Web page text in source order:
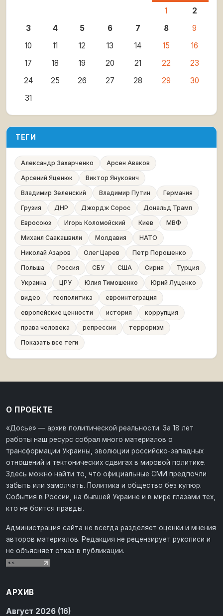
1
2
3
4 5 6 7 8
9
10
11 12 13 14 15
16
17
18 19 20 21 22
23
24
25 26 27 28 29
30
31
ТЕГИ
Александр Захарченко
Арсен Аваков
Арсений Яценюк
Виктор Янукович
Владимир Зеленский
Владимир Путин
Германия
Грузия
ДНР Джордж Сорос
Дональд Трамп
Евросоюз
Игорь Коломойский Киев
МВФ
Михаил Саакашвили
Молдавия
НАТО
Николай Азаров
Олег Царев
Петр Порошенко
Польша
Россия СБУ США Сирия
Турция
Украина
ЦРУ Юлия Тимошенко
Юрий Луценко
видео
геополитика
евроинтеграция
европейские ценности
история
коррупция
права человека
репрессии
терроризм
Показать все теги
О ПРОЕКТЕ
«Досье» — архив политической реальности. За 18 лет
работы наш ресурс собрал много материалов о
трансформации Украины, эволюции российско-западных
отношений и тектонических сдвигах в мировой политике.
Здесь можно найти то, что официальные СМИ предпочли
забыть или замолчать. Политика и общество без купюр.
События в России, на бывшей Украине и в мире глазами тех,
кто не боится правды.
Администрация сайта не всегда разделяет оценки и мнения
авторов материалов. Редакция не рецензирует рукописи и
не объясняет отказ в публикации.
АРХИВ
Август 2026 (16)